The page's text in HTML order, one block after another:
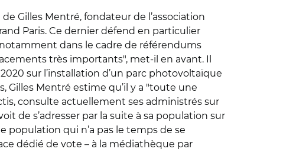
Gilles Mentré, fondateur de l’association
Paris. Ce dernier défend en particulier
dans le cadre de référendums
très importants", met-il en avant. Il
sur l’installation d’un parc photovoltaïque
Mentré estime qu’il y a "toute une
consulte actuellement ses administrés sur
de s’adresser par la suite à sa population sur
population qui n’a pas le temps de se
dédié de vote – à la médiathèque par